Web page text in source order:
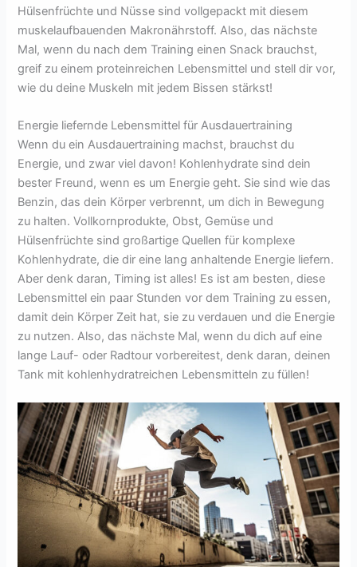
Hülsenfrüchte und Nüsse sind vollgepackt mit diesem
muskelaufbauenden Makronährstoff. Also, das nächste
Mal, wenn du nach dem Training einen Snack brauchst,
greif zu einem proteinreichen Lebensmittel und stell dir vor,
wie du deine Muskeln mit jedem Bissen stärkst!
Energie liefernde Lebensmittel für Ausdauertraining
Wenn du ein Ausdauertraining machst, brauchst du
Energie, und zwar viel davon! Kohlenhydrate sind dein
bester Freund, wenn es um Energie geht. Sie sind wie das
Benzin, das dein Körper verbrennt, um dich in Bewegung
zu halten. Vollkornprodukte, Obst, Gemüse und
Hülsenfrüchte sind großartige Quellen für komplexe
Kohlenhydrate, die dir eine lang anhaltende Energie liefern.
Aber denk daran, Timing ist alles! Es ist am besten, diese
Lebensmittel ein paar Stunden vor dem Training zu essen,
damit dein Körper Zeit hat, sie zu verdauen und die Energie
zu nutzen. Also, das nächste Mal, wenn du dich auf eine
lange Lauf- oder Radtour vorbereitest, denk daran, deinen
Tank mit kohlenhydratreichen Lebensmitteln zu füllen!